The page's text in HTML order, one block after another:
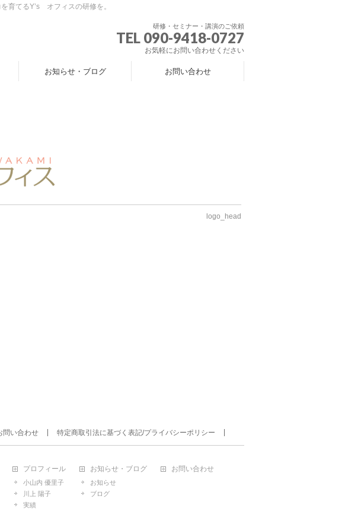
育てるY’s オフィスの研修を。
研修・セミナー・講演のご依頼
TEL 090-9418-0727
お気軽にお問い合わせください
お知らせ・ブログ お問い合わせ
logo_head
問い合わせ 特定商取引法に基づく表記/プライバシーポリシー
プロフィール
小山内 優里子
川上 陽子
実績
お知らせ・ブログ
お知らせ
ブログ
お問い合わせ